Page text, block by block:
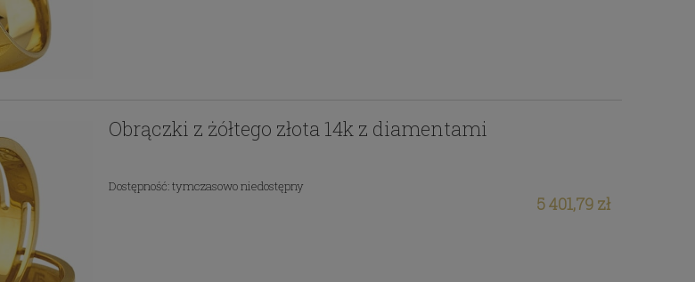
Obrączki z żółtego złota 14k z diamentami
Dostępność:tymczasowo niedostępny
5 401,79 zł